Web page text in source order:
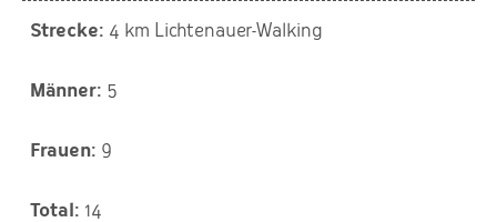
4 km Lichtenauer-Walking
5
9
14